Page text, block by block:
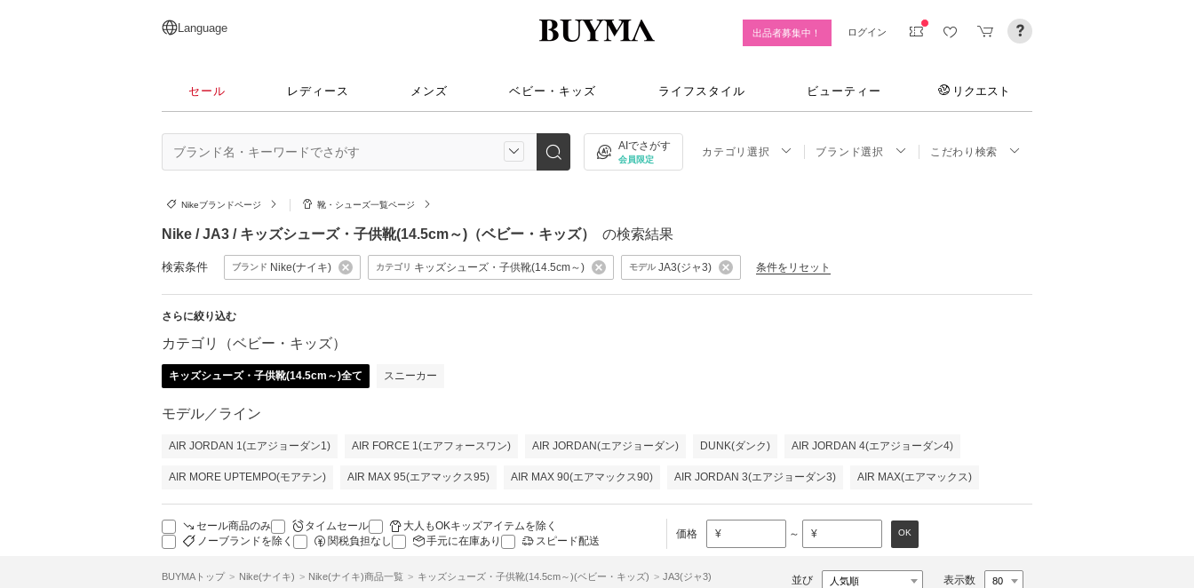
日本語
English
简体中文
繁體中文
Language 出品者募集中！ ログイン
セール レディース メンズ ベビー・キッズ ライフスタイル ビューティー リクエスト
AIでさがす
会員限定
カテゴリ選択 ブランド選択 こだわり検索
Nikeブランドページ 靴・シューズ一覧ページ
Nike / JA3 / キッズシューズ・子供靴(14.5cm～)（ベビー・キッズ） の検索結果
検索条件 ブランド Nike(ナイキ) カテゴリ キッズシューズ・子供靴(14.5cm～) モデル JA3(ジャ3) 条件をリセット
さらに絞り込む
カテゴリ（ベビー・キッズ）
キッズシューズ・子供靴(14.5cm～)全て スニーカー
モデル／ライン
AIR JORDAN 1(エアジョーダン1) AIR FORCE 1(エアフォースワン) AIR JORDAN(エアジョーダン) DUNK(ダンク) AIR JORDAN 4(エアジョーダン4)
AIR MORE UPTEMPO(モアテン) AIR MAX 95(エアマックス95) AIR MAX 90(エアマックス90) AIR JORDAN 3(エアジョーダン3) AIR MAX(エアマックス)
セール商品のみ タイムセール
大人もOKキッズアイテムを除く
ノーブランドを除く
関税負担なし 手元に在庫あり スピード配送
価格 ¥ ～ ¥ OK
BUYMAトップ Nike(ナイキ) Nike(ナイキ)商品一覧 キッズシューズ・子供靴(14.5cm～)(ベビー・キッズ) JA3(ジャ3) 並び 表示数